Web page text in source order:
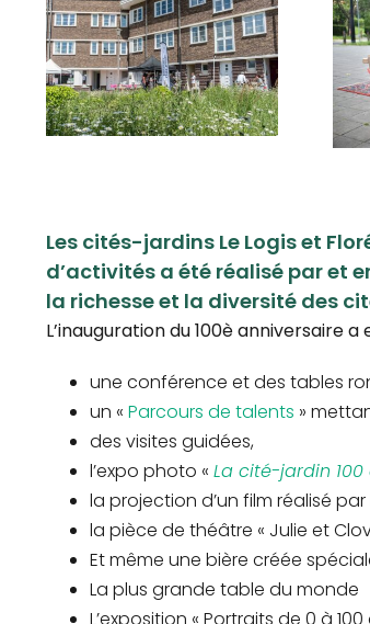
Les cités-jardins Le Logis et
d’activités a été réalisé par et
la richesse et la diversité des
L’inauguration du 100è anniversaire
une conférence et des tables
un « Parcours de talents »
des visites guidées,
l’expo photo « La cité-jardin 100
la projection d’un film réalisé
la pièce de théâtre « Julie et
Et même une bière créée
La plus grande table du monde